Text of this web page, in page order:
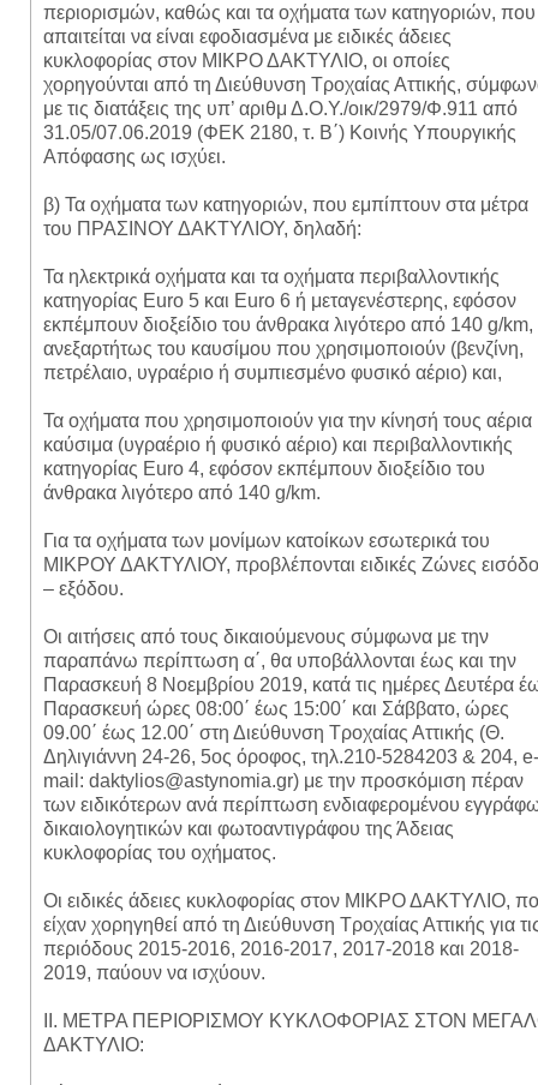
περιορισμών, καθώς και τα οχήματα των κατηγοριών, που
απαιτείται να είναι εφοδιασμένα με ειδικές άδειες
κυκλοφορίας στον ΜΙΚΡΟ ΔΑΚΤΥΛΙΟ, οι οποίες
χορηγούνται από τη Διεύθυνση Τροχαίας Αττικής,
με τις διατάξεις της υπ’ αριθμ Δ.Ο.Υ./οικ/2979/Φ.911 από
31.05/07.06.2019 (ΦΕΚ 2180, τ. Β΄) Κοινής Υπουργικής
Απόφασης ως ισχύει.
β) Τα οχήματα των κατηγοριών, που εμπίπτουν στα μέτρα
του ΠΡΑΣΙΝΟΥ ΔΑΚΤΥΛΙΟΥ, δηλαδή:
Τα ηλεκτρικά οχήματα και τα οχήματα περιβαλλοντικής
κατηγορίας Euro 5 και Euro 6 ή μεταγενέστερης, εφόσον
εκπέμπουν διοξείδιο του άνθρακα λιγότερο από 140 g/km,
ανεξαρτήτως του καυσίμου που χρησιμοποιούν (βενζίνη,
πετρέλαιο, υγραέριο ή συμπιεσμένο φυσικό αέριο) και,
Τα οχήματα που χρησιμοποιούν για την κίνησή τους αέρια
καύσιμα (υγραέριο ή φυσικό αέριο) και περιβαλλοντικής
κατηγορίας Euro 4, εφόσον εκπέμπουν διοξείδιο του
άνθρακα λιγότερο από 140 g/km.
Για τα οχήματα των μονίμων κατοίκων εσωτερικά του
ΜΙΚΡΟΥ ΔΑΚΤΥΛΙΟΥ, προβλέπονται ειδικές Ζώνες
– εξόδου.
Οι αιτήσεις από τους δικαιούμενους σύμφωνα με την
παραπάνω περίπτωση α΄, θα υποβάλλονται έως και την
Παρασκευή 8 Νοεμβρίου 2019, κατά τις ημέρες Δευτέρα
Παρασκευή ώρες 08:00΄ έως 15:00΄ και Σάββατο, ώρες
09.00΄ έως 12.00΄ στη Διεύθυνση Τροχαίας Αττικής (Θ.
Δηλιγιάννη 24-26, 5ος όροφος, τηλ.210-5284203 & 204, e-
mail: daktylios@astynomia.gr) με την προσκόμιση πέραν
των ειδικότερων ανά περίπτωση ενδιαφερομένου
δικαιολογητικών και φωτοαντιγράφου της Άδειας
κυκλοφορίας του οχήματος.
Οι ειδικές άδειες κυκλοφορίας στον ΜΙΚΡΟ ΔΑΚΤΥΛΙΟ,
είχαν χορηγηθεί από τη Διεύθυνση Τροχαίας Αττικής για
περιόδους 2015-2016, 2016-2017, 2017-2018 και 2018-
2019, παύουν να ισχύουν.
ΙΙ. ΜΕΤΡΑ ΠΕΡΙΟΡΙΣΜΟΥ ΚΥΚΛΟΦΟΡΙΑΣ ΣΤΟΝ
ΔΑΚΤΥΛΙΟ: